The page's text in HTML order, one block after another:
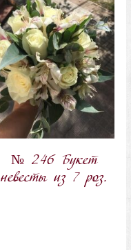
№ 246 Букет
невесты из 7 роз.